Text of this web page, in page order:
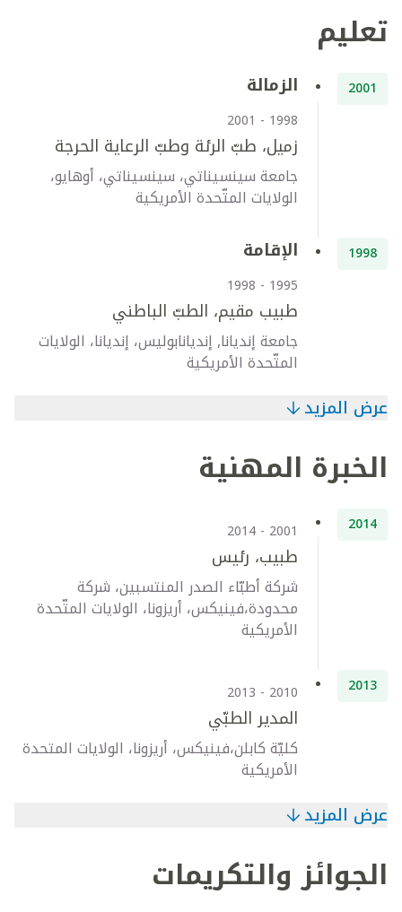
تعليم
2001 الزمالة
1998 - 2001
زميل، طبّ الرئة وطبّ الرعاية الحرجة
جامعة سينسيناتي، سينسيناتي، أوهايو،
الولايات المتّحدة الأمريكية
1998 الإقامة
1995 - 1998
طبيب مقيم، الطبّ الباطني
جامعة إنديانا, إنديانابوليس، إنديانا، الولايات
المتّحدة الأمريكية
عرض المزيد
الخبرة المهنية
2014
2001 - 2014
طبيب، رئيس
شركة أطبّاء الصدر المنتسبين، شركة
محدودة،فينيكس، أريزونا، الولايات المتّحدة
الأمريكية
2013
2010 - 2013
المدير الطبّي
كليّة كابلن،فينيكس، أريزونا، الولايات المتحدة
الأمريكية
عرض المزيد
الجوائز والتكريمات